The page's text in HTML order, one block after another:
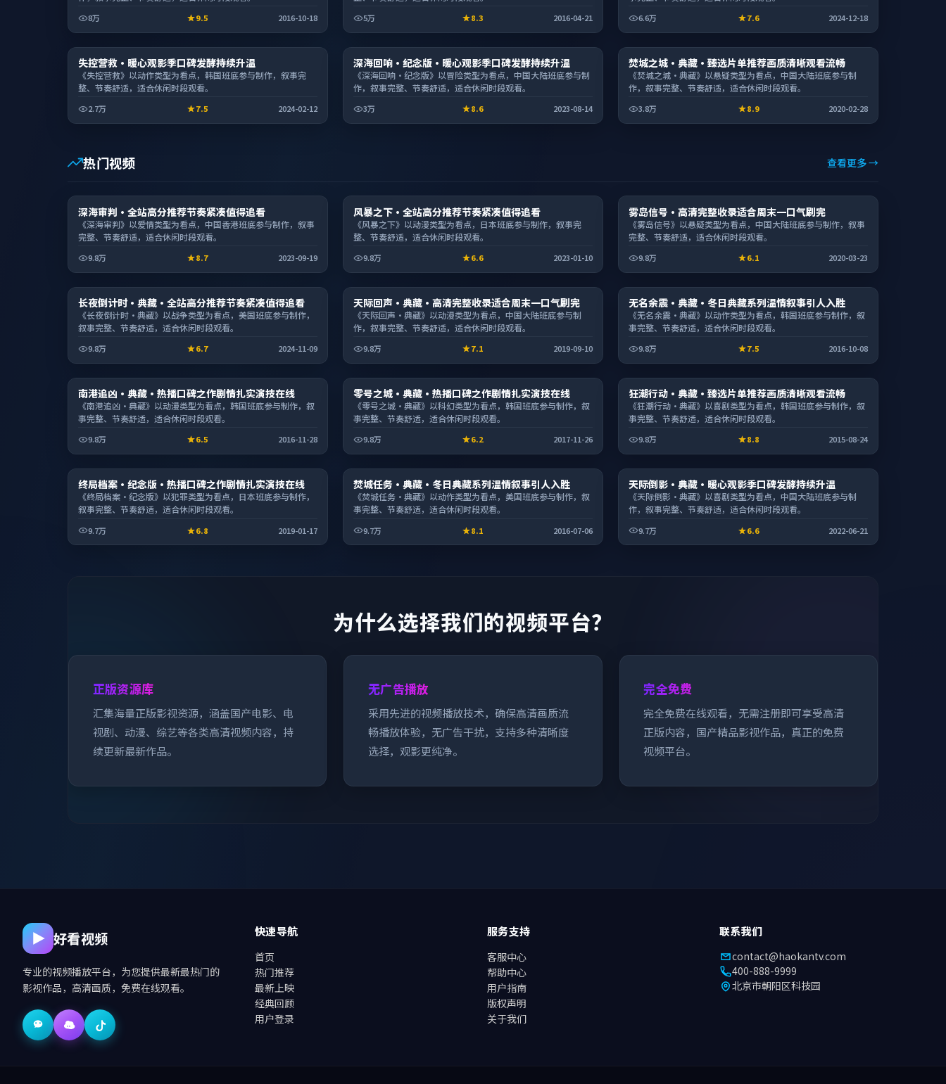
8万 9.5 2016-10-18 5万 8.3 2016-04-21 6.6万 7.6 2024-12-18
电影
失控营救·暖心观影季口碑发酵持续升温
《失控营救》以动作类型为看点，韩国班底参与制作，叙事完
整、节奏舒适，适合休闲时段观看。
2.7万 7.5 2024-02-12
电视剧 2:46:23
深海回响·纪念版·暖心观影季口碑发酵持续升温
《深海回响·纪念版》以冒险类型为看点，中国大陆班底参与制
作，叙事完整、节奏舒适，适合休闲时段观看。
3万 8.6 2023-08-14
电视剧 2:43:32
焚城之城·典藏·臻选片单推荐画质清晰观看流畅
《焚城之城·典藏》以悬疑类型为看点，中国大陆班底参与制
作，叙事完整、节奏舒适，适合休闲时段观看。
3.8万 8.9 2020-02-28
热门视频 查看更多 →
电影
深海审判·全站高分推荐节奏紧凑值得追看
《深海审判》以爱情类型为看点，中国香港班底参与制作，叙事
完整、节奏舒适，适合休闲时段观看。
9.8万 8.7 2023-09-19
综艺
风暴之下·全站高分推荐节奏紧凑值得追看
《风暴之下》以动漫类型为看点，日本班底参与制作，叙事完
整、节奏舒适，适合休闲时段观看。
9.8万 6.6 2023-01-10
电影
雾岛信号·高清完整收录适合周末一口气刷完
《雾岛信号》以悬疑类型为看点，中国大陆班底参与制作，叙事
完整、节奏舒适，适合休闲时段观看。
9.8万 6.1 2020-03-23
电视剧 2:24:01
长夜倒计时·典藏·全站高分推荐节奏紧凑值得追看
《长夜倒计时·典藏》以战争类型为看点，美国班底参与制作，
叙事完整、节奏舒适，适合休闲时段观看。
9.8万 6.7 2024-11-09
动漫 2:12:46
天际回声·典藏·高清完整收录适合周末一口气刷完
《天际回声·典藏》以动漫类型为看点，中国大陆班底参与制
作，叙事完整、节奏舒适，适合休闲时段观看。
9.8万 7.1 2019-09-10
电影 2:26:30
无名余震·典藏·冬日典藏系列温情叙事引人入胜
《无名余震·典藏》以动作类型为看点，韩国班底参与制作，叙
事完整、节奏舒适，适合休闲时段观看。
9.8万 7.5 2016-10-08
综艺 1:44:57
南港追凶·典藏·热播口碑之作剧情扎实演技在线
《南港追凶·典藏》以动漫类型为看点，韩国班底参与制作，叙
事完整、节奏舒适，适合休闲时段观看。
9.8万 6.5 2016-11-28
电影 1:38:27
零号之城·典藏·热播口碑之作剧情扎实演技在线
《零号之城·典藏》以科幻类型为看点，韩国班底参与制作，叙
事完整、节奏舒适，适合休闲时段观看。
9.8万 6.2 2017-11-26
动漫 1:55:02
狂潮行动·典藏·臻选片单推荐画质清晰观看流畅
《狂潮行动·典藏》以喜剧类型为看点，韩国班底参与制作，叙
事完整、节奏舒适，适合休闲时段观看。
9.8万 8.8 2015-08-24
动漫 2:16:21
终局档案·纪念版·热播口碑之作剧情扎实演技在线
《终局档案·纪念版》以犯罪类型为看点，日本班底参与制作，
叙事完整、节奏舒适，适合休闲时段观看。
9.7万 6.8 2019-01-17
电视剧 2:31:42
焚城任务·典藏·冬日典藏系列温情叙事引人入胜
《焚城任务·典藏》以动作类型为看点，美国班底参与制作，叙
事完整、节奏舒适，适合休闲时段观看。
9.7万 8.1 2016-07-06
综艺
天际倒影·典藏·暖心观影季口碑发酵持续升温
《天际倒影·典藏》以喜剧类型为看点，中国大陆班底参与制
作，叙事完整、节奏舒适，适合休闲时段观看。
9.7万 6.6 2022-06-21
为什么选择我们的视频平台？
正版资源库
汇集海量正版影视资源，涵盖国产电影、电
视剧、动漫、综艺等各类高清视频内容，持
续更新最新作品。
无广告播放
采用先进的视频播放技术，确保高清画质流
畅播放体验，无广告干扰，支持多种清晰度
选择，观影更纯净。
完全免费
完全免费在线观看，无需注册即可享受高清
正版内容，国产精品影视作品，真正的免费
视频平台。
好看视频
专业的视频播放平台，为您提供最新最热门的
影视作品，高清画质，免费在线观看。
快速导航
首页
热门推荐
最新上映
经典回顾
用户登录
服务支持
客服中心
帮助中心
用户指南
版权声明
关于我们
联系我们
contact@haokantv.com
400-888-9999
北京市朝阳区科技园